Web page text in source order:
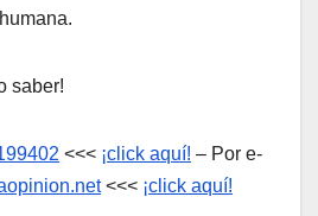
saber!
<<< ¡click aquí! – Por e-
<<< ¡click aquí!